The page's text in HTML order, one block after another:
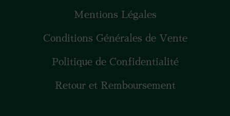
Mentions Légales
Conditions Générales de Vente
Politique de Confidentialité
Retour et Remboursement